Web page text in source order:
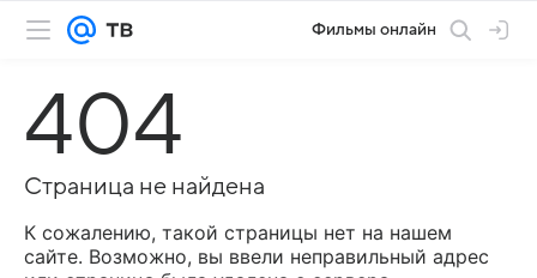
Фильмы онлайн
404
Страница не найдена
К сожалению, такой страницы нет на нашем
сайте. Возможно, вы ввели неправильный адрес